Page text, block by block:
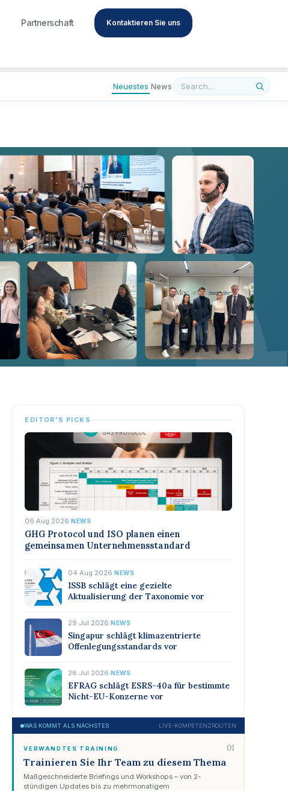
Partnerschaft Kontaktieren Sie uns
Neuestes News
A
EDITOR'S PICKS
06 Aug 2026·NEWS
GHG Protocol und ISO planen einen
gemeinsamen Unternehmensstandard
04 Aug 2026·NEWS
ISSB schlägt eine gezielte
Aktualisierung der Taxonomie vor
29 Jul 2026·NEWS
Singapur schlägt klimazentrierte
Offenlegungsstandards vor
28 Jul 2026·NEWS
EFRAG schlägt ESRS-40a für bestimmte
Nicht-EU-Konzerne vor
WAS KOMMT ALS NÄCHSTES LIVE-KOMPETENZROUTEN
VERWANDTES TRAINING 01
Trainieren Sie Ihr Team zu diesem Thema
Maßgeschneiderte Briefings und Workshops – von 2-
stündigen Updates bis zu mehrmonatigem